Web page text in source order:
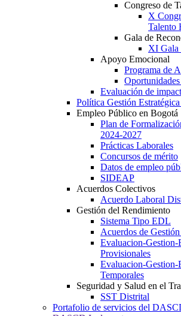
Congreso de
X
Talento
Gala de
XI Gala
Apoyo Emocional
Programa de
Evaluación de
Política Gestión
Empleo Público en Bogotá
Plan de
2024-2027
Prácticas Laborales
Concursos de mérito
Datos de empleo
SIDEAP
Acuerdos Colectivos
Acuerdo Laboral
Gestión del Rendimiento
Sistema Tipo EDL
Acuerdos de
Evaluacion-Gestion-
Provisionales
Evaluacion-Gestion-
Temporales
Seguridad y Salud en el
SST Distrital
Portafolio de servicios del